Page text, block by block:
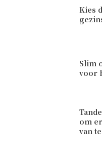
Kies
Slim
voor
om
van